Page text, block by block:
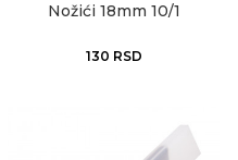
Nožići 18mm 10/1
130 RSD